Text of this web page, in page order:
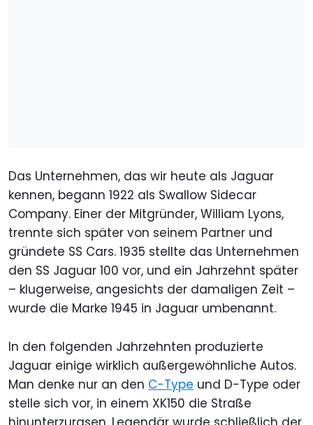
Das Unternehmen, das wir heute als Jaguar
kennen, begann 1922 als Swallow Sidecar
Company. Einer der Mitgründer, William Lyons,
trennte sich später von seinem Partner und
gründete SS Cars. 1935 stellte das Unternehmen
den SS Jaguar 100 vor, und ein Jahrzehnt später
– klugerweise, angesichts der damaligen Zeit –
wurde die Marke 1945 in Jaguar umbenannt.
In den folgenden Jahrzehnten produzierte
Jaguar einige wirklich außergewöhnliche Autos.
Man denke nur an den C-Type und D-Type oder
stelle sich vor, in einem XK150 die Straße